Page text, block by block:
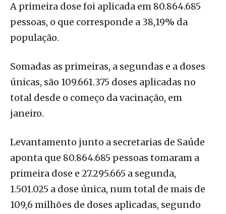
A primeira dose foi aplicada em 80.864.685
pessoas, o que corresponde a 38,19% da
população.
Somadas as primeiras, a segundas e a doses
únicas, são 109.661.375 doses aplicadas no
total desde o começo da vacinação, em
janeiro.
Levantamento junto a secretarias de Saúde
aponta que 80.864.685 pessoas tomaram a
primeira dose e 27.295.665 a segunda,
1.501.025 a dose única, num total de mais de
109,6 milhões de doses aplicadas, segundo